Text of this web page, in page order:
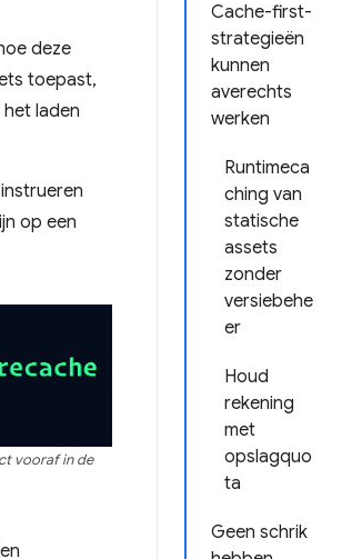
Cache-first-
strategieën
kunnen
averechts
werken
Runtimeca
ching van
statische
assets
zonder
versiebehe
er
Houd
rekening
met
opslagquo
ta
Geen schrik
deze
toepast,
laden
op een
vooraf in de